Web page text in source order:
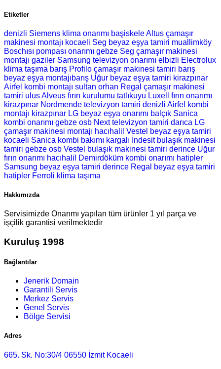
Etiketler
denizli Siemens klima onarımı başiskele Altus çamaşır
makinesi montajı kocaeli Seg beyaz eşya tamiri muallimköy
Boschısı pompası onarımı gebze Seg çamaşır makinesi
montajı gaziler Samsung televizyon onarımı elbizli Electrolux
klima taşıma barış Profilo çamaşır makinesi tamiri barış
beyaz eşya montajıbarış Uğur beyaz eşya tamiri kirazpınar
Airfel kombi montajı sultan orhan Regal çamaşır makinesi
tamiri ulus Alveus fırın kurulumu tatlıkuyu Luxell fırın onarımı
kirazpınar Nordmende televizyon tamiri denizli Airfel kombi
montajı kirazpınar LG beyaz eşya onarımı balçık Sanica
kombi onarımı gebze osb Next televizyon tamiri darıca LG
çamaşır makinesi montajı hacıhalil Vestel beyaz eşya tamiri
kocaeli Sanica kombi bakımı kargalı İndesit bulaşık makinesi
tamiri gebze osb Vestel bulaşık makinesi tamiri derince Uğur
fırın onarımı hacıhalil Demirdöküm kombi onarımı hatipler
Samsung beyaz eşya tamiri derince Regal beyaz eşya tamiri
hatipler Ferroli klima taşıma
Hakkımızda
Servisimizde Onarımı yapılan tüm ürünler 1 yıl parça ve
işçilik garantisi verilmektedir
Kuruluş 1998
Bağlantılar
Jenerik Domain
Garantili Servis
Merkez Servis
Genel Servis
Bölge Servisi
Adres
665. Sk. No:30/4 06550 İzmit Kocaeli